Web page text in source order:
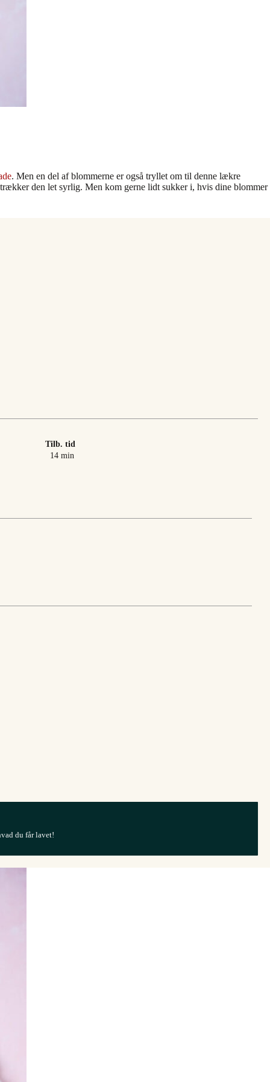
. Men en del af blommerne er også tryllet om til denne lækre
den let syrlig. Men kom gerne lidt sukker i, hvis dine blommer
Tilb. tid
14minutter
min
du får lavet!